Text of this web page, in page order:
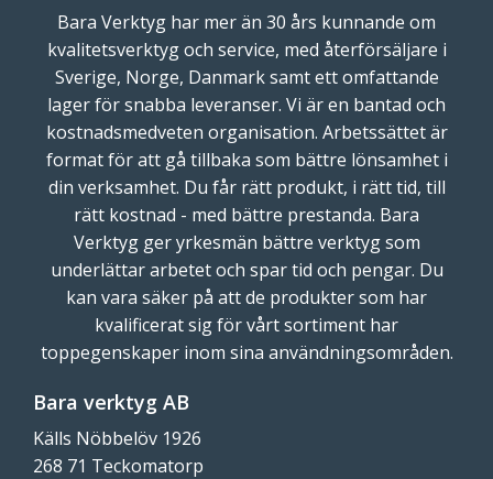
Bara Verktyg har mer än 30 års kunnande om
kvalitetsverktyg och service, med återförsäljare i
Sverige, Norge, Danmark samt ett omfattande
lager för snabba leveranser. Vi är en bantad och
kostnadsmedveten organisation. Arbetssättet är
format för att gå tillbaka som bättre lönsamhet i
din verksamhet. Du får rätt produkt, i rätt tid, till
rätt kostnad - med bättre prestanda. Bara
Verktyg ger yrkesmän bättre verktyg som
underlättar arbetet och spar tid och pengar. Du
kan vara säker på att de produkter som har
kvalificerat sig för vårt sortiment har
toppegenskaper inom sina användningsområden.
Bara verktyg AB
Källs Nöbbelöv 1926
268 71 Teckomatorp